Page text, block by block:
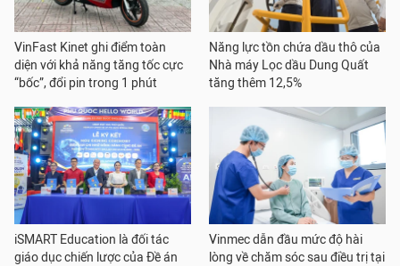
VinFast Kinet ghi điểm toàn
diện với khả năng tăng tốc cực
“bốc”, đổi pin trong 1 phút
Năng lực tồn chứa dầu thô của
Nhà máy Lọc dầu Dung Quất
tăng thêm 12,5%
iSMART Education là đối tác
giáo dục chiến lược của Đề án
Vinmec dẫn đầu mức độ hài
lòng về chăm sóc sau điều trị tại